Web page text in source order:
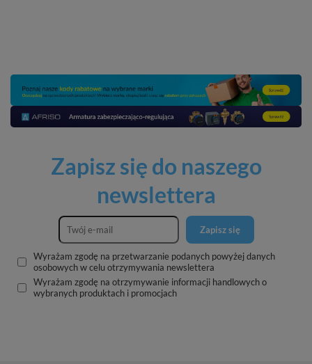
Zapisz się do naszego
newslettera
Zapisz się
Wyrażam zgodę na przetwarzanie podanych powyżej danych
osobowych w celu otrzymywania newslettera
Wyrażam zgodę na otrzymywanie informacji handlowych o
wybranych produktach i promocjach